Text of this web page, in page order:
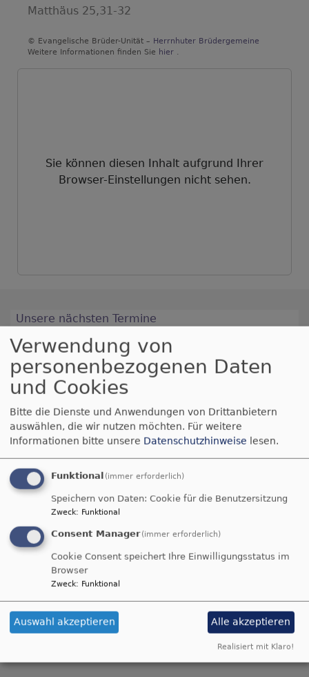
Matthäus 25,31-32
© Evangelische Brüder-Unität – Herrnhuter Brüdergemeine
Weitere Informationen finden Sie hier .
Sie können diesen Inhalt aufgrund Ihrer
Browser-Einstellungen nicht sehen.
Unsere nächsten Termine
Mo, 10.8. 19 Uhr
Ökum. Friedensgebet
Herr Thomas Kootz
Kitzingen Evang. Stadtkirche Kitzingen
Mi, 12.8. 19-20 Uhr
Treffen "Trauergruppe" im Paul-Eber-Haus
Frau Angela Keck
Kitzingen Paul-Eber-Haus
So, 16.8. 9 Uhr
Nachbarschafts-Gottesdienst
Pfarrer Koch
Kaltensondheim Kaltensondheim St. Andreaskirche
So, 23.8. 10 Uhr
Nachbarschafts-Gottesdienst
Pfarrer Koch
Repperndorf Laurentiuskirche
Verwendung von
personenbezogenen Daten
und Cookies
Bitte die Dienste und Anwendungen von Drittanbietern
auswählen, die wir nutzen möchten. Für weitere
Informationen bitte unsere Datenschutzhinweise lesen.
Funktional (immer erforderlich)
Speichern von Daten: Cookie für die Benutzersitzung
Zweck: Funktional
Consent Manager (immer erforderlich)
Cookie Consent speichert Ihre Einwilligungsstatus im
Browser
Zweck: Funktional
Auswahl akzeptieren Alle akzeptieren
Realisiert mit Klaro!